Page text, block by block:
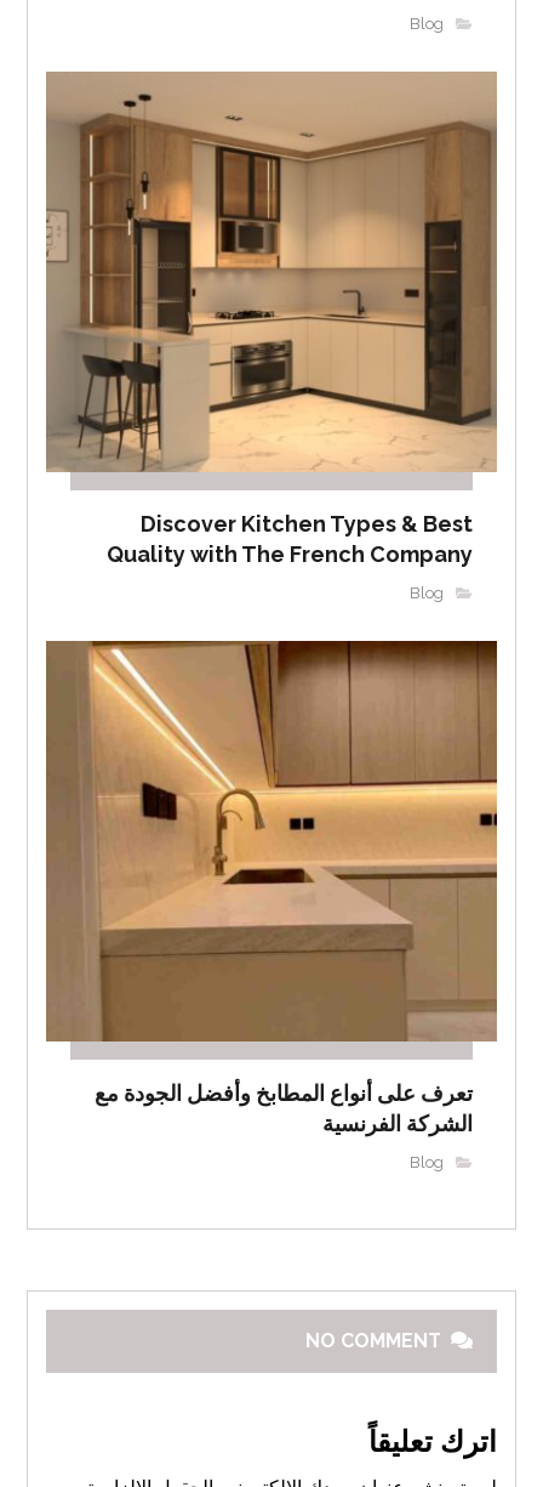
Blog
Discover Kitchen Types & Best
Quality with The French Company
Blog
تعرف على أنواع المطابخ وأفضل الجودة مع
الشركة الفرنسية
Blog
NO COMMENT
اترك تعليقاً